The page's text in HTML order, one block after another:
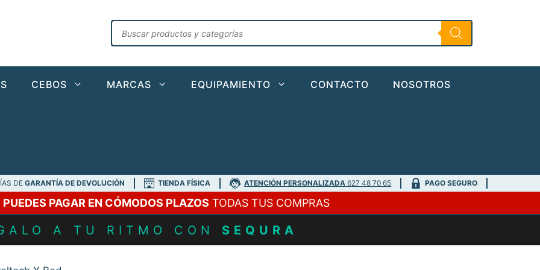
Búsqueda
de
productos
CEBOS MARCAS EQUIPAMIENTO CONTACTO NOSOTROS
DEGARANTÍA DE DEVOLUCIÓN TIENDA FÍSICA ATENCIÓN PERSONALIZADA 627 48 70 65 PAGO SEGURO
PUEDES PAGAR EN CÓMODOS PLAZOS TODAS TUS COMPRAS
A TU RITMO CON SEQURA